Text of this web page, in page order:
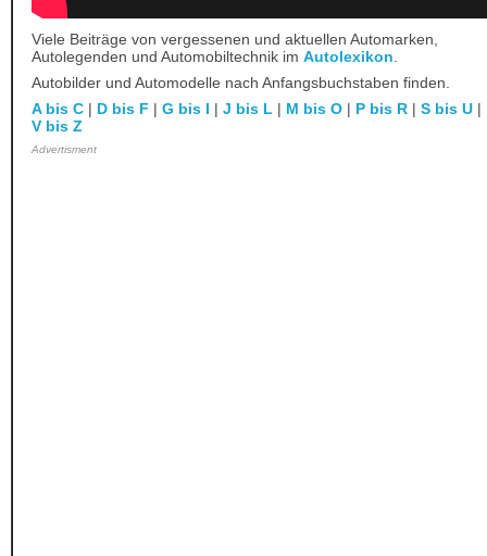
Viele Beiträge von vergessenen und aktuellen Automarken,
Autolegenden und Automobiltechnik im Autolexikon
Autobilder und Automodelle nach Anfangsbuchstaben finden.
A bis C | D bis F | G bis I | J bis L | M bis O | P bis R | S bis U |
V bis Z
Advertisment